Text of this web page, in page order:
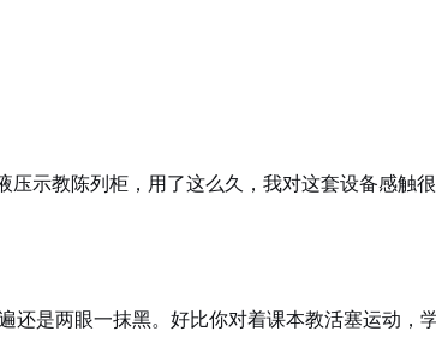
示教陈列柜，用了这么久，我对这套设备感触
是两眼一抹黑。好比你对着课本教活塞运动，